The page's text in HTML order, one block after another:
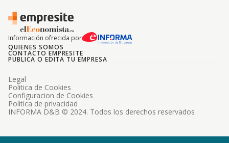
Información ofrecida por
QUIENES SOMOS
CONTACTO EMPRESITE
PUBLICA O EDITA TU EMPRESA
INFORMA D&B © 2024. Todos los derechos reservados
Legal
Politica de Cookies
Configuracion de Cookies
Politica de privacidad